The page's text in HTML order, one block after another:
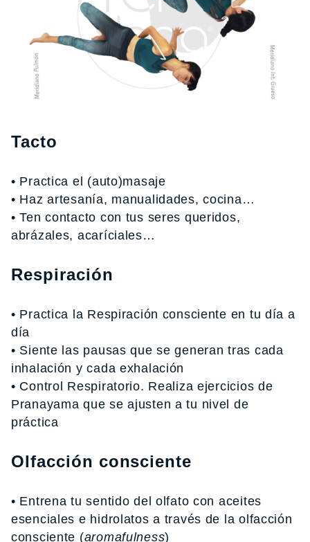
Tacto
• Practica el (auto)masaje
• Haz artesanía, manualidades, cocina…
• Ten contacto con tus seres queridos,
abrázales, acaríciales…
Respiración
• Practica la Respiración consciente en tu día a
día
• Siente las pausas que se generan tras cada
inhalación y cada exhalación
• Control Respiratorio. Realiza ejercicios de
Pranayama que se ajusten a tu nivel de
práctica
Olfacción consciente
• Entrena tu sentido del olfato con aceites
esenciales e hidrolatos a través de la olfacción
consciente (aromafulness)